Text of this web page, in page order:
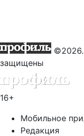
защищены
16+
Мобильное
Редакция